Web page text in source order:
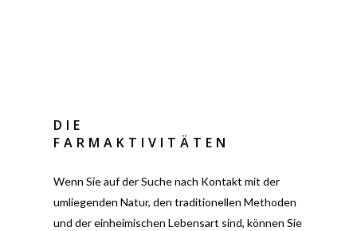
DIE
FARMAKTIVITÄTEN
Wenn Sie auf der Suche nach Kontakt mit der
umliegenden Natur, den traditionellen Methoden
und der einheimischen Lebensart sind, können Sie